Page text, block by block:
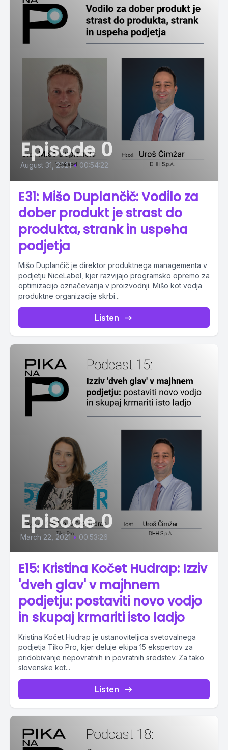
Episode 0
August 31, 2021 • 00:54:22
E31: Mišo Duplančič: Vodilo za
dober produkt je strast do
produkta, strank in uspeha
podjetja
Mišo Duplančič je direktor produktnega managementa v
podjetju NiceLabel, kjer razvijajo programsko opremo za
optimizacijo označevanja v proizvodnji. Mišo kot vodja
produktne organizacije skrbi...
Listen
Episode 0
March 22, 2021 • 00:53:26
E15: Kristina Kočet Hudrap: Izziv
'dveh glav' v majhnem
podjetju: postaviti novo vodjo
in skupaj krmariti isto ladjo
Kristina Kočet Hudrap je ustanoviteljica svetovalnega
podjetja Tiko Pro, kjer deluje ekipa 15 ekspertov za
pridobivanje nepovratnih in povratnih sredstev. Za tako
slovenske kot...
Listen